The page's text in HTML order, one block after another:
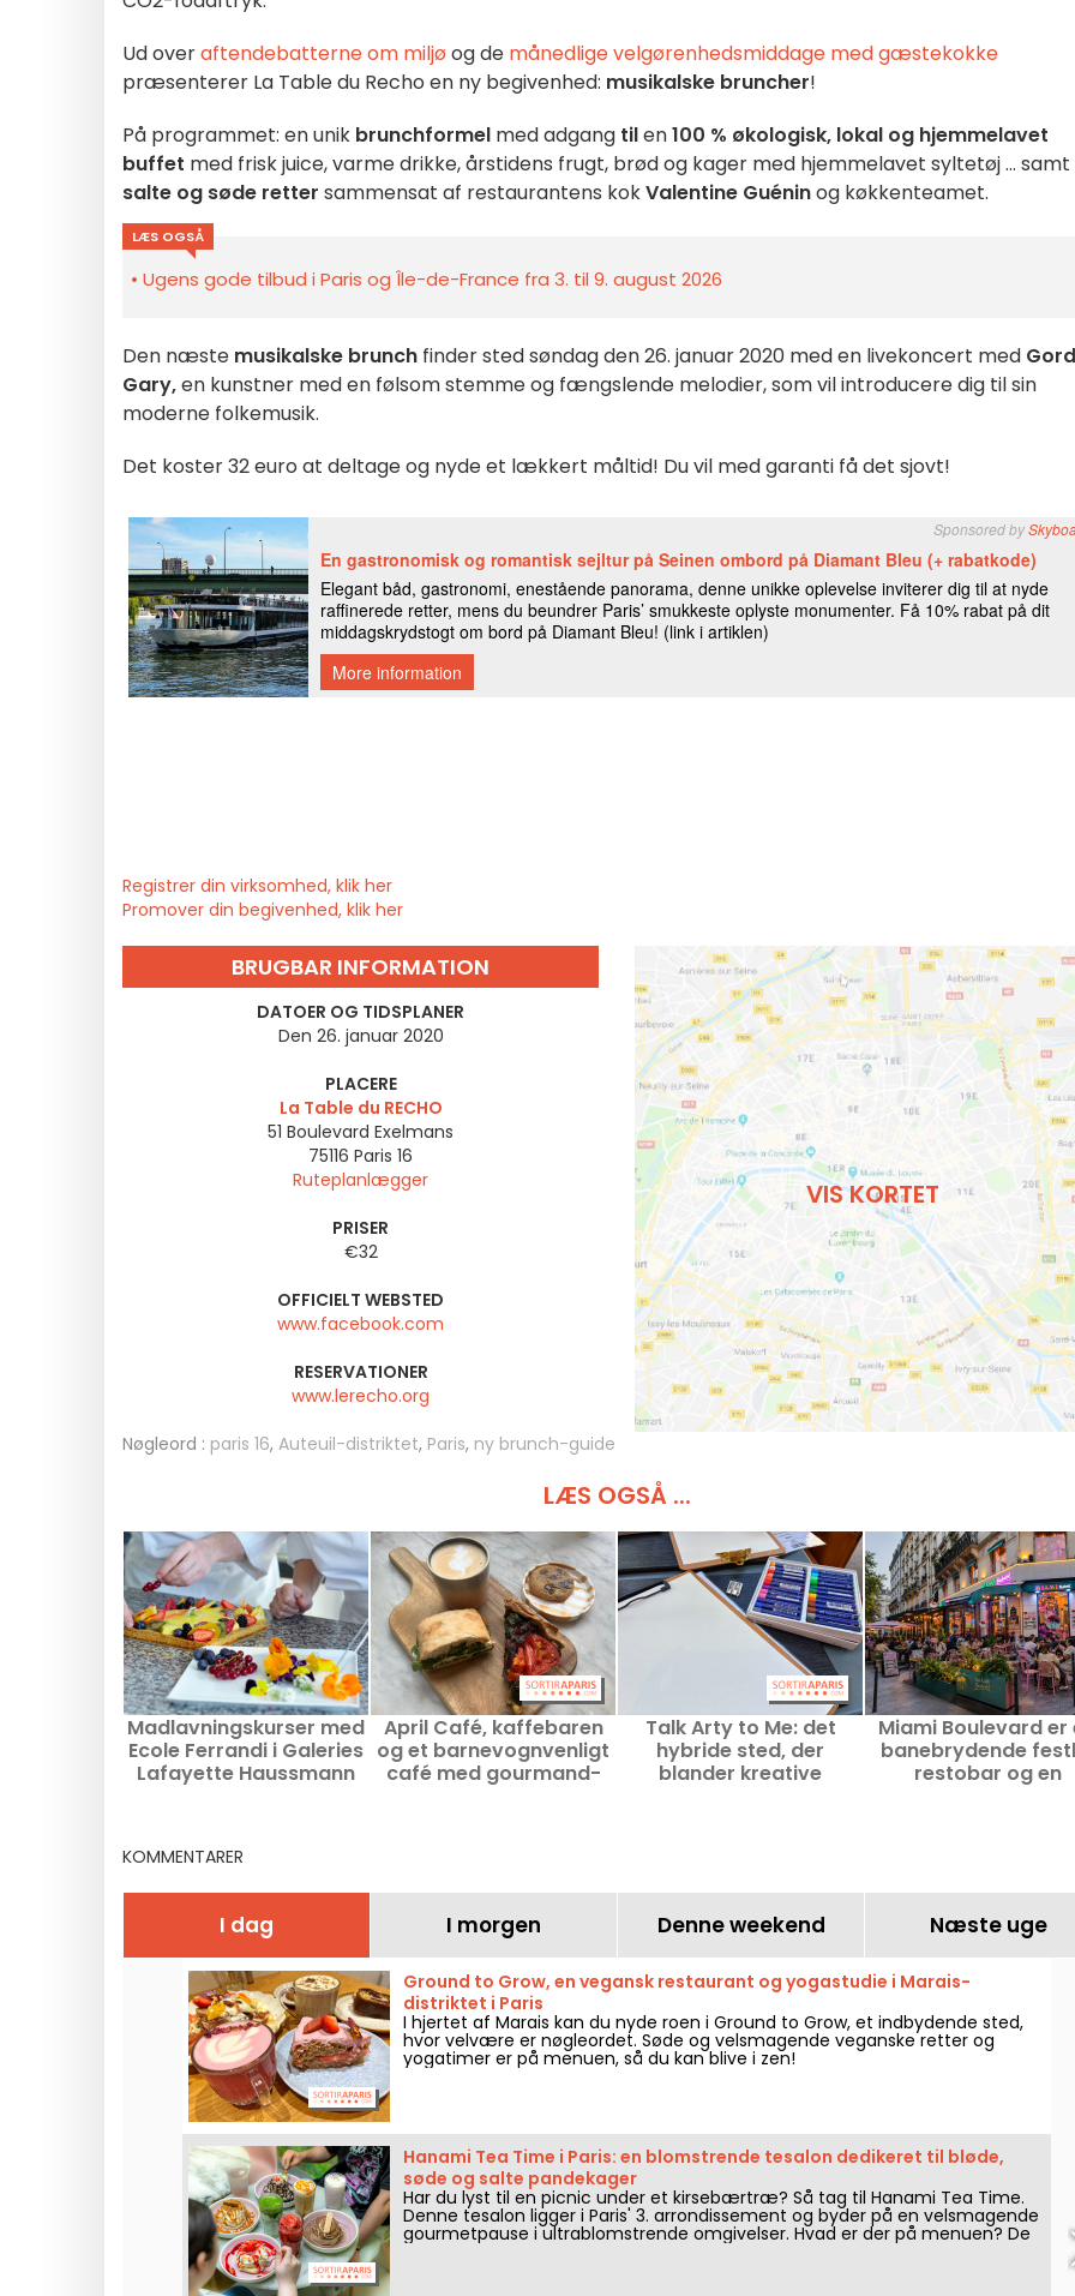
Ud overaftendebatterne om miljø og de månedlige velgørenhedsmiddage med gæstekokke
præsenterer La Table du Recho en ny begivenhed: musikalske bruncher!
På programmet: en unik brunchformel med adgang tilen100 % økologisk, lokal og hjemmelavet
buffet med frisk juice, varme drikke, årstidens frugt, brød og kager med hjemmelavet syltetøj ... samt
salte og søde retter sammensat af restaurantens kokValentine Guéninog køkkenteamet.
LÆS OGSÅ
Ugens gode tilbud i Paris og Île-de-France fra 3. til 9. august 2026
Den næste musikalske brunch finder sted søndag den 26. januar 2020 med en livekoncert med
Gary,en kunstner med en følsom stemme og fængslende melodier, som vil introducere dig til sin
moderne folkemusik.
Det koster 32 euro at deltage og nyde et lækkert måltid! Du vil med garanti få det sjovt!
Registrer din virksomhed, klik her
Promover din begivenhed, klik her
BRUGBAR INFORMATION
DATOER OG TIDSPLANER
Den 26. januar 2020
PLACERE
La Table du RECHO
51 Boulevard Exelmans
75116 Paris 16
Ruteplanlægger
PRISER
€32
OFFICIELT WEBSTED
www.facebook.com
RESERVATIONER
www.lerecho.org
VIS KORTET
Nøgleord : paris 16, Auteuil-distriktet, Paris, ny brunch-guide
LÆS OGSÅ ...
Madlavningskurser med
Ecole Ferrandi i Galeries
Lafayette Haussmann
April Café, kaffebaren
og et barnevognvenligt
café med gourmand-
Talk Arty to Me: det
hybride sted, der
blander kreative
Miami Boulevard er
banebrydende
restobar og en
KOMMENTARER
I dag I morgen Denne weekend Næste uge
Ground to Grow, en vegansk restaurant og yogastudie i Marais-
distriktet i Paris
I hjertet af Marais kan du nyde roen i Ground to Grow, et indbydende sted,
hvor velvære er nøgleordet. Søde og velsmagende veganske retter og
yogatimer er på menuen, så du kan blive i zen!
Hanami Tea Time i Paris: en blomstrende tesalon dedikeret til bløde,
søde og salte pandekager
Har du lyst til en picnic under et kirsebærtræ? Så tag til Hanami Tea Time.
Denne tesalon ligger i Paris' 3. arrondissement og byder på en velsmagende
gourmetpause i ultrablomstrende omgivelser. Hvad er der på menuen? De